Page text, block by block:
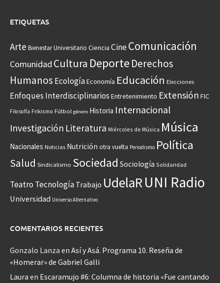
ETIQUETAS
Arte Bienestar Universitario Ciencia CineComunicación
Comunidad Cultura Deporte Derechos
Humanos EcologíaEconomía Educación Elecciones
Enfoques Interdisciplinarios Entretenimiento Extensión FIC
Filosofía Frikismo Fútbol género Historia Internacional
Investigación Literatura Miércoles de Música Música
Nacionales Noticias Nutrición otra vuelta Periodismo Política
Salud Sindicalismo Sociedad Sociología Solidaridad
Teatro Tecnología Trabajo UdelaRUNI Radio
Universidad Universo Alternativo
COMENTARIOS RECIENTES
Gonzalo Lanza en Así y Asá. Programa 10. Reseña de
«Homerar» de Gabriel Galli
Laura en Escaramujo #6: Columna de historia «Fue cantando